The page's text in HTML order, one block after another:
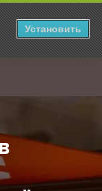
Установить
сроков доставки во